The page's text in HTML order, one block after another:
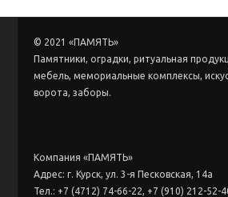
© 2021 «ПАМЯТЬ»
Памятники, оградки, ритуальная
мебель, мемориальные комплексы,
ворота, заборы.
Компания «ПАМЯТЬ»
Адрес: г. Курск, ул. 3-я Песковская, 14а
Тел.: +7 (4712) 74-66-22, +7 (910) 212-52-